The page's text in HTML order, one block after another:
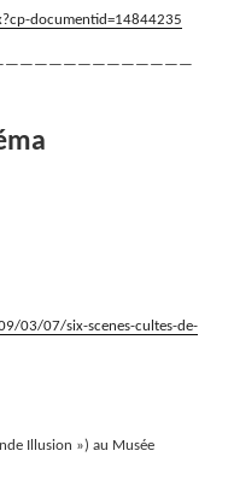
documentid=14844235
03/07/six-scenes-cultes-de-
Illusion ») au Musée